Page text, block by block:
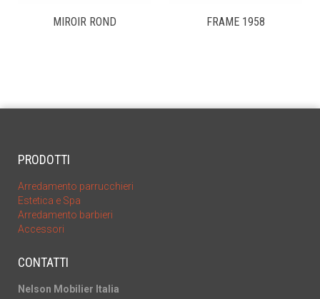
MIROIR ROND FRAME 1958
PRODOTTI
Arredamento parrucchieri
Estetica e Spa
Arredamento barbieri
Accessori
CONTATTI
Nelson Mobilier Italia